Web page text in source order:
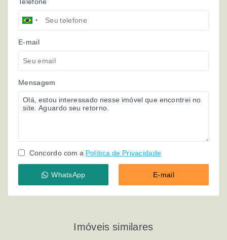
E-mail
Mensagem
Concordo com a Política de Privacidade
WhatsApp E-mail
Imóveis similares